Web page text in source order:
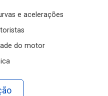
e acelerações
do motor